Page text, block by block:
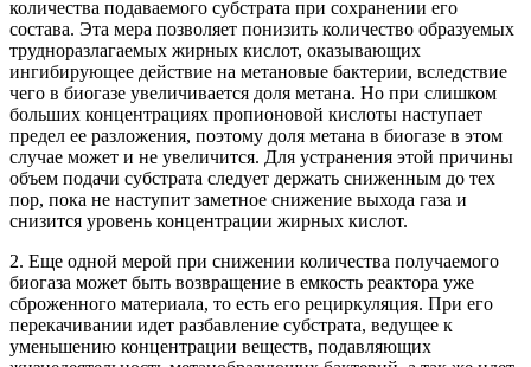
количества подаваемого субстрата при сохранении его
состава. Эта мера позволяет понизить количество образуемых
трудноразлагаемых жирных кислот, оказывающих
ингибирующее действие на метановые бактерии, вследствие
чего в биогазе увеличивается доля метана. Но при слишком
больших концентрациях пропионовой кислоты наступает
предел ее разложения, поэтому доля метана в биогазе в этом
случае может и не увеличится. Для устранения этой причины
объем подачи субстрата следует держать сниженным до тех
пор, пока не наступит заметное снижение выхода газа и
снизится уровень концентрации жирных кислот.
2. Еще одной мерой при снижении количества получаемого
биогаза может быть возвращение в емкость реактора уже
сброженного материала, то есть его рециркуляция. При его
перекачивании идет разбавление субстрата, ведущее к
уменьшению концентрации веществ, подавляющих